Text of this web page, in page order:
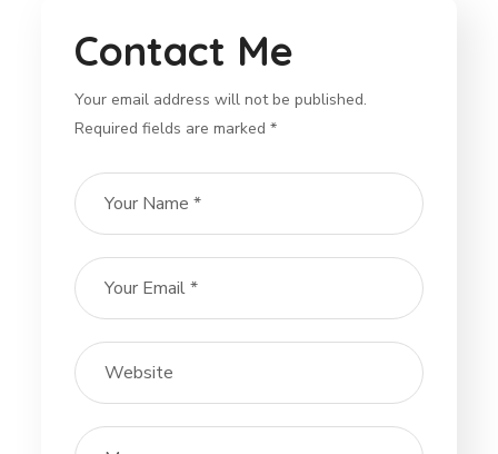
Contact Me
Your email address will not be published.
Required fields are marked *